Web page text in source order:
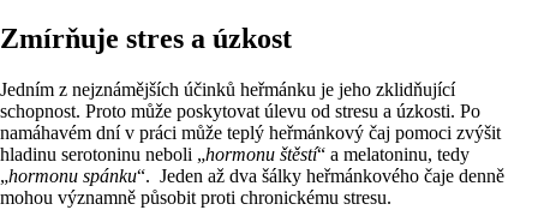
Zmírňuje stres a úzkost
Jedním z nejznámějších účinků heřmánku je jeho zklidňující
schopnost. Proto může poskytovat úlevu od stresu a úzkosti. Po
namáhavém dní v práci může teplý heřmánkový čaj pomoci zvýšit
hladinu serotoninu neboli „hormonu štěstí“ a melatoninu, tedy
„hormonu spánku“. Jeden až dva šálky heřmánkového čaje denně
mohou významně působit proti chronickému stresu.